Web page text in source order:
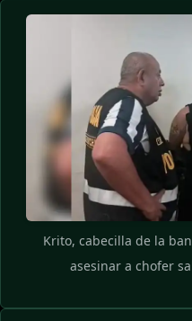
Krito, cabecilla de la
asesinar a chofer